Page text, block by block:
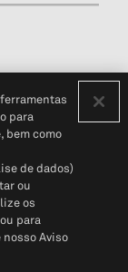
(em inglês)
Global
para
bem como
de dados)
ou
os
para
Aviso